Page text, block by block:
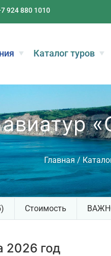
924 880 1010
Каталог туров
Главная/
Стоимость
2026 год